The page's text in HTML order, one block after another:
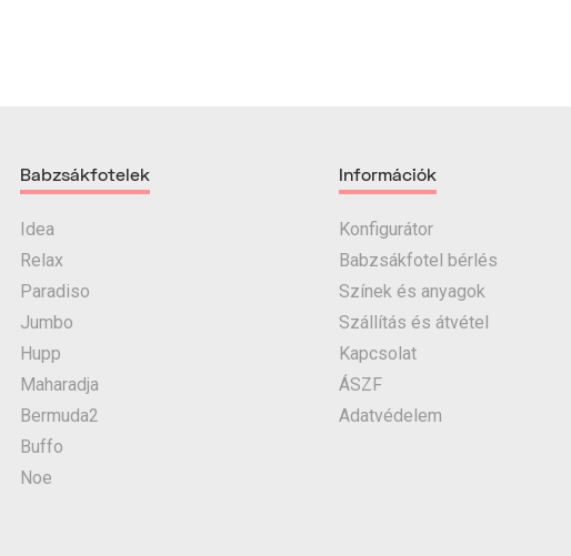
Babzsákfotelek
Idea
Relax
Paradiso
Jumbo
Hupp
Maharadja
Bermuda2
Buffo
Noe
Információk
Konfigurátor
Babzsákfotel bérlés
Színek és anyagok
Szállítás és átvétel
Kapcsolat
ÁSZF
Adatvédelem